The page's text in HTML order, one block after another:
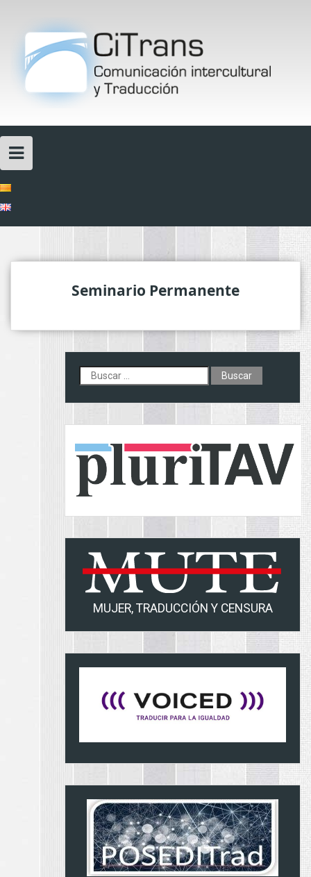
content
Seminario Permanente
Buscar:
MUJER, TRADUCCIÓN Y CENSURA